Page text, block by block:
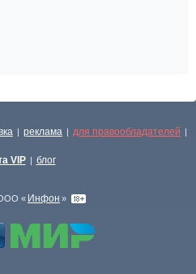
| реклама | для правообладателей |
VIP | блог
« Инфон »